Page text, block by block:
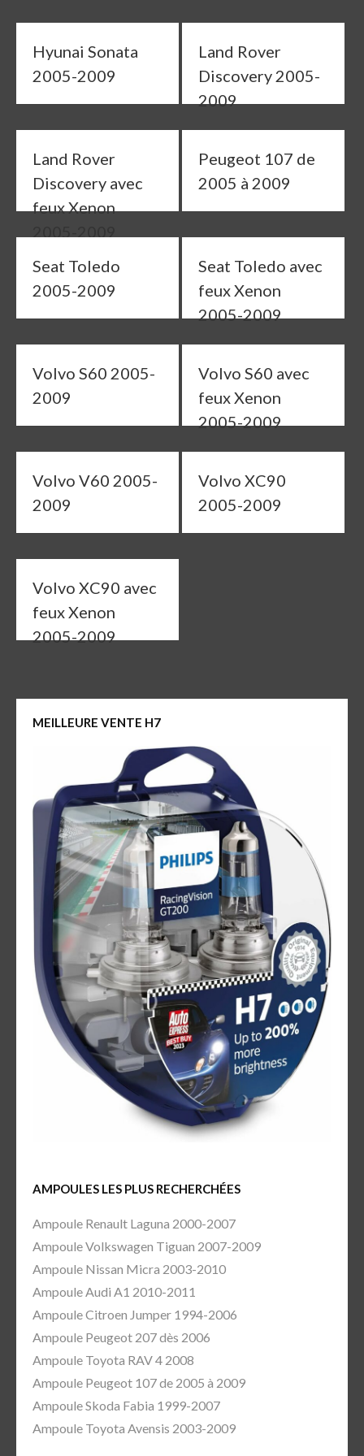
Hyunai Sonata
2005-2009
Land Rover
Discovery 2005-
2009
Land Rover
Discovery avec
feux Xenon
Peugeot 107 de
2005 à 2009
Seat Toledo
2005-2009
Seat Toledo avec
feux Xenon
2005-2009
Volvo S60 2005-
2009
Volvo S60 avec
feux Xenon
2005-2009
Volvo V60 2005-
2009
Volvo XC90
2005-2009
Volvo XC90 avec
feux Xenon
2005-2009
MEILLEURE VENTE H7
AMPOULES LES PLUS RECHERCHÉES
Ampoule Renault Laguna 2000-2007
Ampoule Volkswagen Tiguan 2007-2009
Ampoule Nissan Micra 2003-2010
Ampoule Audi A1 2010-2011
Ampoule Citroen Jumper 1994-2006
Ampoule Peugeot 207 dès 2006
Ampoule Toyota RAV 4 2008
Ampoule Peugeot 107 de 2005 à 2009
Ampoule Skoda Fabia 1999-2007
Ampoule Toyota Avensis 2003-2009